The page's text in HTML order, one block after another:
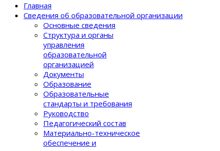
Главная
Сведения об образовательной организации
Основные сведения
Структура и органы
управления
образовательной
организацией
Документы
Образование
Образовательные
стандарты и требования
Руководство
Педагогический состав
Материально-техническое
обеспечение и